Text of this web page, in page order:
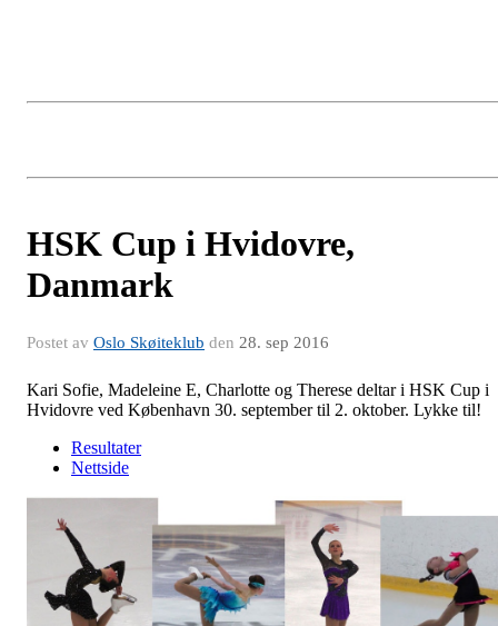
HSK Cup i Hvidovre,
Danmark
Postet av Oslo Skøiteklub den 28. sep 2016
Kari Sofie, Madeleine E, Charlotte og Therese deltar i HSK Cup i
Hvidovre ved København 30. september til 2. oktober. Lykke til!
Resultater
Nettside